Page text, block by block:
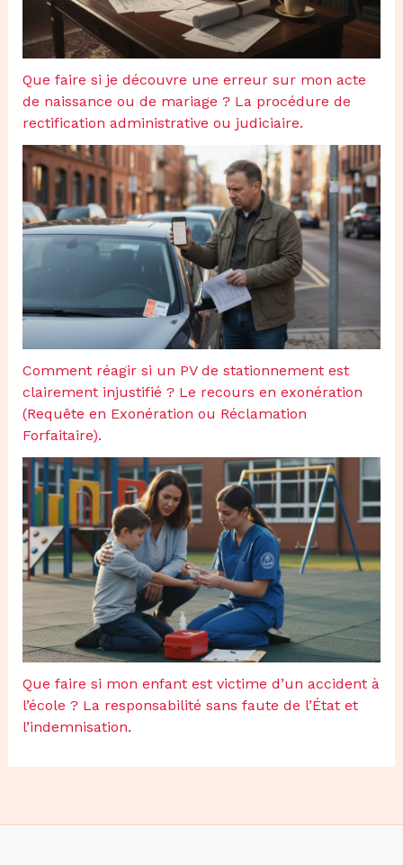
Que faire si je découvre une erreur sur mon acte
de naissance ou de mariage ? La procédure de
rectification administrative ou judiciaire.
Comment réagir si un PV de stationnement est
clairement injustifié ? Le recours en exonération
(Requête en Exonération ou Réclamation
Forfaitaire).
Que faire si mon enfant est victime d’un accident à
l’école ? La responsabilité sans faute de l’État et
l’indemnisation.